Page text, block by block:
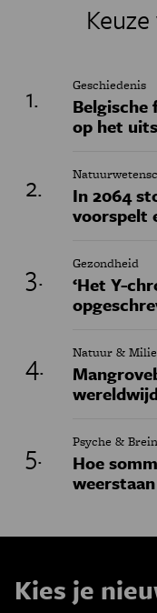
Geschiedenis
Belgische
op het
In 2064
voorspelt
Gezondheid
‘Het Y-
Natuur &
Psyche & Brein
Hoe
weerstaan
Kies je